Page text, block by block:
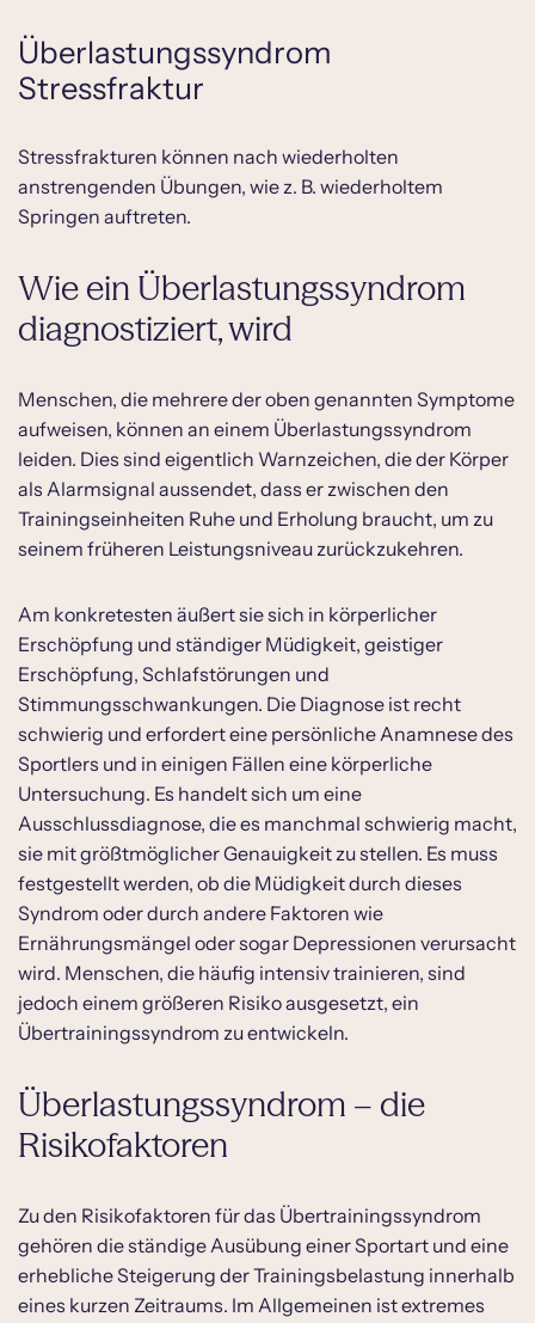
Überlastungssyndrom
Stressfraktur
Stressfrakturen können nach wiederholten
anstrengenden Übungen, wie z. B. wiederholtem
Springen auftreten.
Wie ein Überlastungssyndrom
diagnostiziert, wird
Menschen, die mehrere der oben genannten Symptome
aufweisen, können an einem Überlastungssyndrom
leiden. Dies sind eigentlich Warnzeichen, die der Körper
als Alarmsignal aussendet, dass er zwischen den
Trainingseinheiten Ruhe und Erholung braucht, um zu
seinem früheren Leistungsniveau zurückzukehren.
Am konkretesten äußert sie sich in körperlicher
Erschöpfung und ständiger Müdigkeit, geistiger
Erschöpfung, Schlafstörungen und
Stimmungsschwankungen. Die Diagnose ist recht
schwierig und erfordert eine persönliche Anamnese des
Sportlers und in einigen Fällen eine körperliche
Untersuchung. Es handelt sich um eine
Ausschlussdiagnose, die es manchmal schwierig macht,
sie mit größtmöglicher Genauigkeit zu stellen. Es muss
festgestellt werden, ob die Müdigkeit durch dieses
Syndrom oder durch andere Faktoren wie
Ernährungsmängel oder sogar Depressionen verursacht
wird. Menschen, die häufig intensiv trainieren, sind
jedoch einem größeren Risiko ausgesetzt, ein
Übertrainingssyndrom zu entwickeln.
Überlastungssyndrom – die
Risikofaktoren
Zu den Risikofaktoren für das Übertrainingssyndrom
gehören die ständige Ausübung einer Sportart und eine
erhebliche Steigerung der Trainingsbelastung innerhalb
eines kurzen Zeitraums. Im Allgemeinen ist extremes